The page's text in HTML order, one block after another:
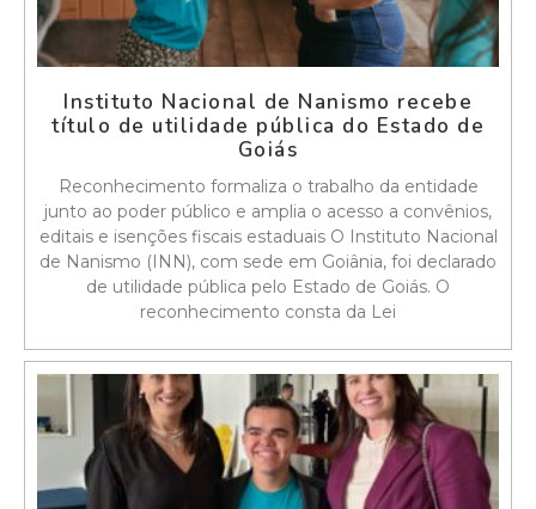
Instituto Nacional de Nanismo recebe
título de utilidade pública do Estado de
Goiás
Reconhecimento formaliza o trabalho da entidade
junto ao poder público e amplia o acesso a convênios,
editais e isenções fiscais estaduais O Instituto Nacional
de Nanismo (INN), com sede em Goiânia, foi declarado
de utilidade pública pelo Estado de Goiás. O
reconhecimento consta da Lei